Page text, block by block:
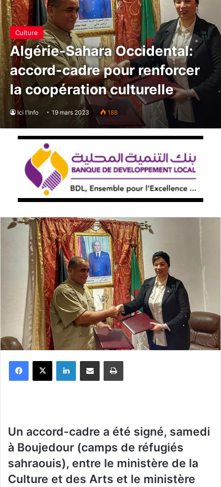
Culture
Algérie-Sahara Occidental:
accord-cadre pour renforcer
la coopération culturelle
Ici l'Info 19 mars 2023 188
Un accord-cadre a été signé, samedi
à Boujedour (camps de réfugiés
sahraouis), entre le ministère de la
Culture et des Arts et le ministère